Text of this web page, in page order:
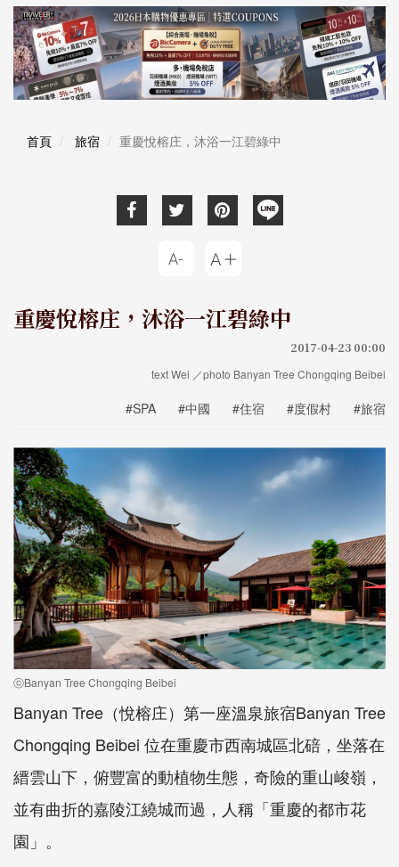
首頁 旅宿 重慶悅榕庄，沐浴一江碧綠中
重慶悅榕庄，沐浴一江碧綠中
2017-04-23 00:00
text Wei ／photo Banyan Tree Chongqing Beibei
#SPA #中國 #住宿 #度假村 #旅宿
ⓒBanyan Tree Chongqing Beibei
Banyan Tree（悅榕庄）第一座溫泉旅宿Banyan Tree
Chongqing Beibei 位在重慶市西南城區北碚，坐落在
縉雲山下，俯豐富的動植物生態，奇險的重山峻嶺，
並有曲折的嘉陵江繞城而過，人稱「重慶的都市花
園」。